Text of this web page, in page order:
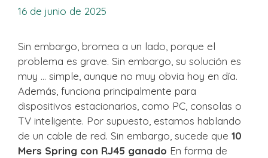
16 de junio de 2025
Sin embargo, bromea a un lado, porque el
problema es grave. Sin embargo, su solución es
muy … simple, aunque no muy obvia hoy en día.
Además, funciona principalmente para
dispositivos estacionarios, como PC, consolas o
TV inteligente. Por supuesto, estamos hablando
de un cable de red. Sin embargo, sucede que 10
Mers Spring con RJ45 ganado En forma de